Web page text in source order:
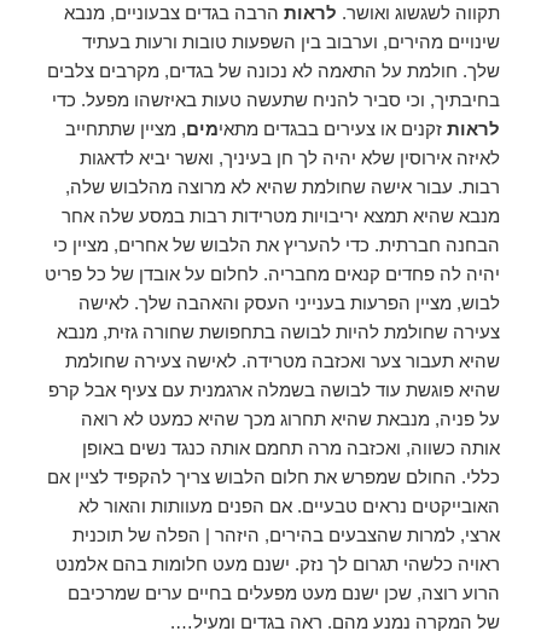
תקווה לשגשוג ואושר. לראות הרבה בגדים צבעוניים, מנבא
שינויים מהירים, וערבוב בין השפעות טובות ורעות בעתיד
שלך. חולמת על התאמה לא נכונה של בגדים, מקרבים צלבים
בחיבתיך, וכי סביר להניח שתעשה טעות באיזשהו מפעל. כדי
לראות זקנים או צעירים בבגדים מתאימים, מציין שתתחייב
לאיזה אירוסין שלא יהיה לך חן בעיניך, ואשר יביא לדאגות
רבות. עבור אישה שחולמת שהיא לא מרוצה מהלבוש שלה,
מנבא שהיא תמצא יריבויות מטרידות רבות במסע שלה אחר
הבחנה חברתית. כדי להעריץ את הלבוש של אחרים, מציין כי
יהיה לה פחדים קנאים מחבריה. לחלום על אובדן של כל פריט
לבוש, מציין הפרעות בענייני העסק והאהבה שלך. לאישה
צעירה שחולמת להיות לבושה בתחפושת שחורה גזית, מנבא
שהיא תעבור צער ואכזבה מטרידה. לאישה צעירה שחולמת
שהיא פוגשת עוד לבושה בשמלה ארגמנית עם צעיף אבל קרפ
על פניה, מנבאת שהיא תחרוג מכך שהיא כמעט לא רואה
אותה כשווה, ואכזבה מרה תחמם אותה כנגד נשים באופן
כללי. החולם שמפרש את חלום הלבוש צריך להקפיד לציין אם
האובייקטים נראים טבעיים. אם הפנים מעוותות והאור לא
ארצי, למרות שהצבעים בהירים, היזהר | הפלה של תוכנית
ראויה כלשהי תגרום לך נזק. ישנם מעט חלומות בהם אלמנט
הרוע רוצה, שכן ישנם מעט מפעלים בחיים ערים שמרכיבם
של המקרה נמנע מהם. ראה בגדים ומעיל….